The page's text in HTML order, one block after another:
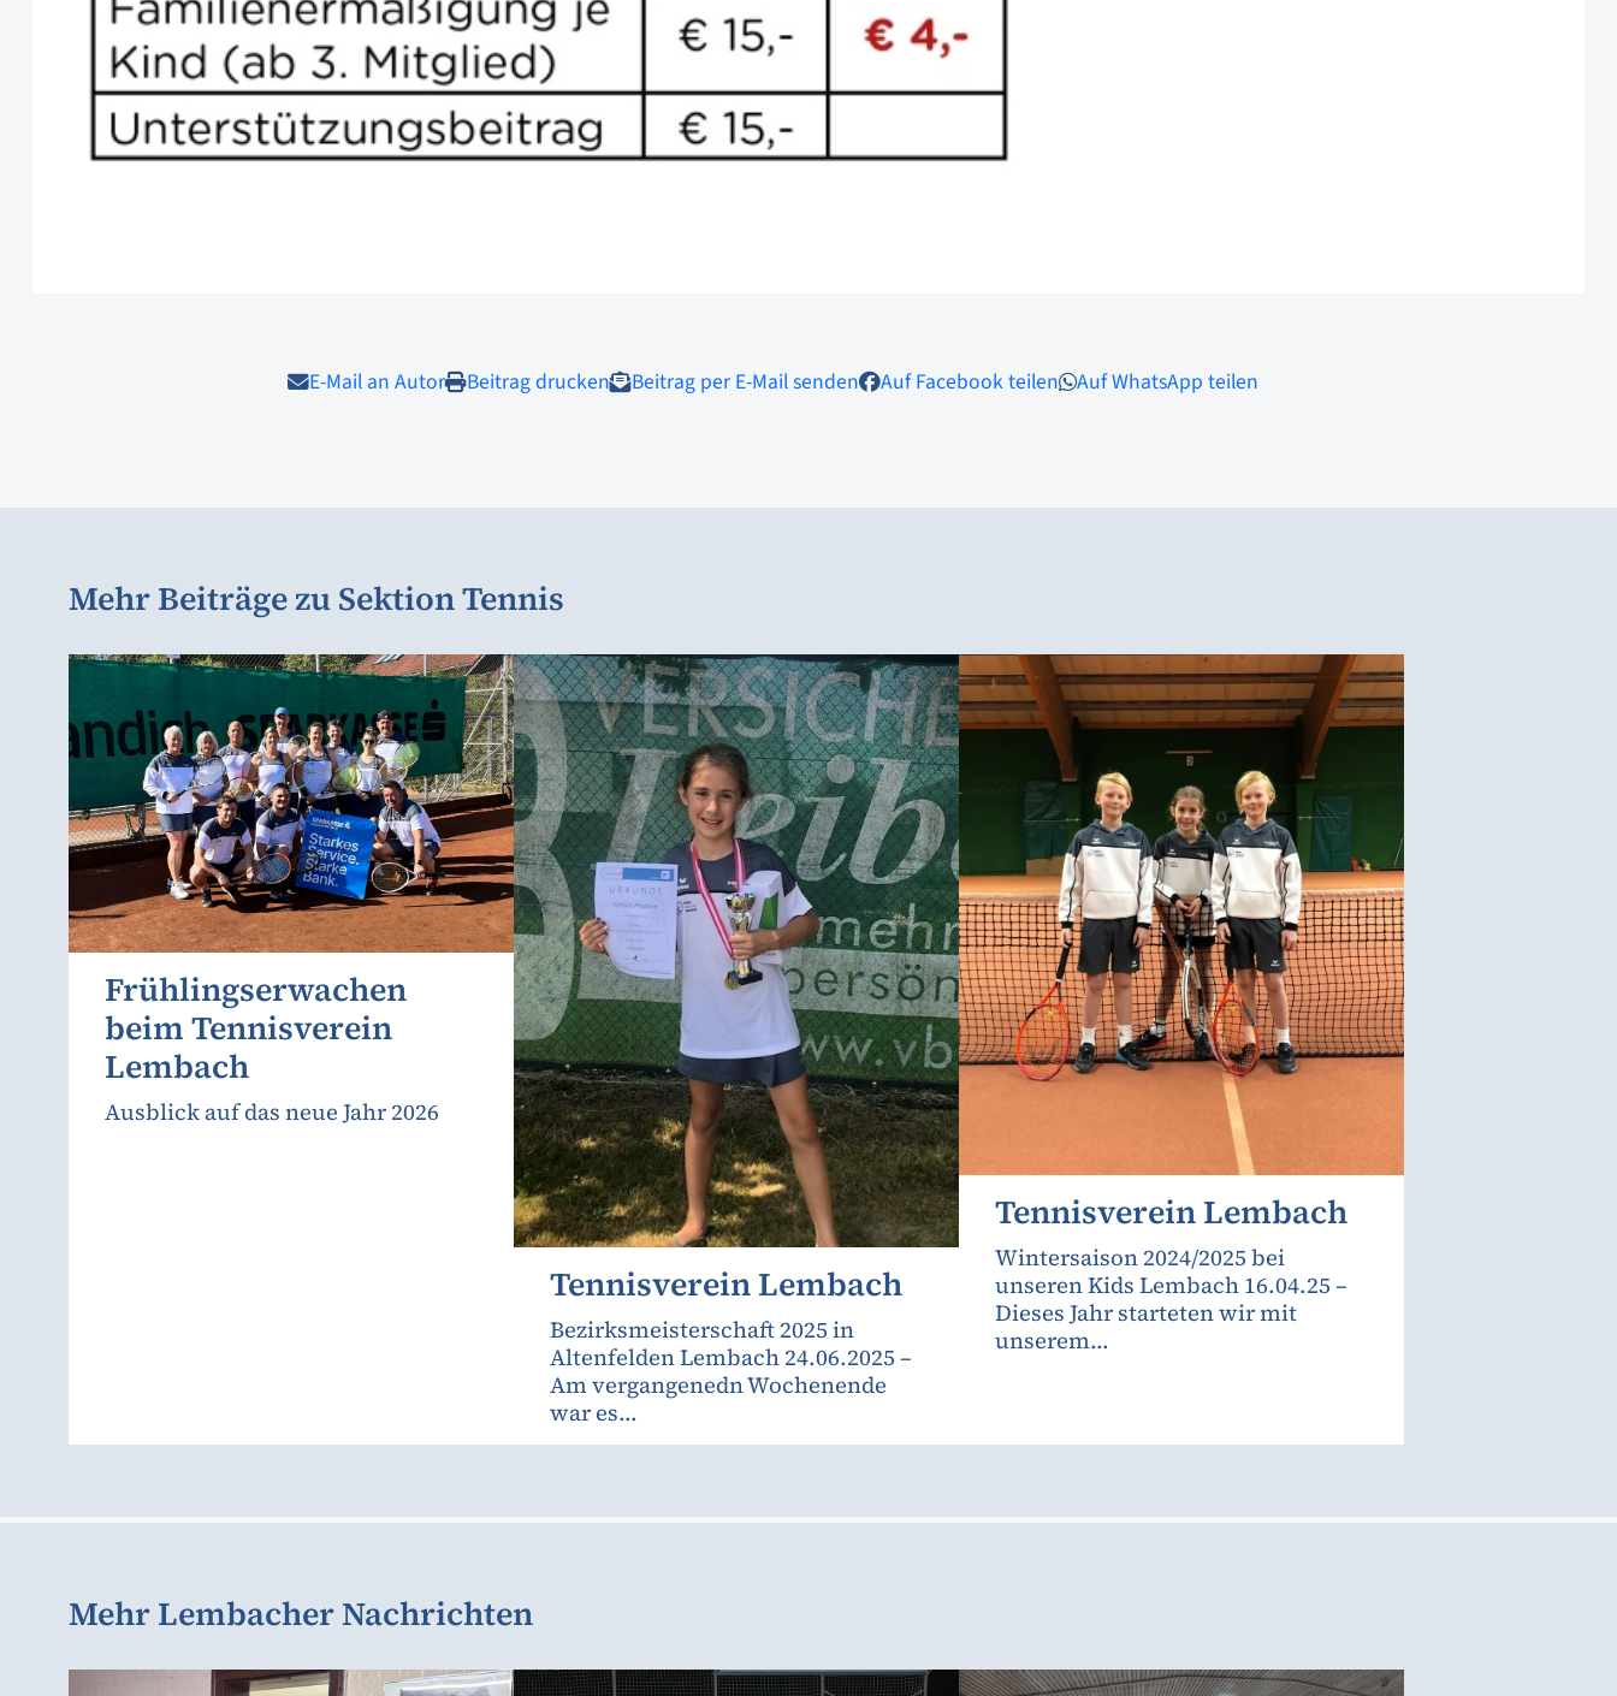
E-Mail an Autor Beitrag drucken Beitrag per E-Mail senden Auf Facebook teilen Auf WhatsApp teilen
Mehr Beiträge zu Sektion Tennis
Frühlingserwachen
beim Tennisverein
Lembach
Ausblick auf das neue Jahr 2026
Tennisverein Lembach
Bezirksmeisterschaft 2025 in
Altenfelden Lembach 24.06.2025 –
Am vergangenedn Wochenende
war es...
Tennisverein Lembach
Wintersaison 2024/2025 bei
unseren Kids Lembach 16.04.25 –
Dieses Jahr starteten wir mit
unserem...
Mehr Lembacher Nachrichten